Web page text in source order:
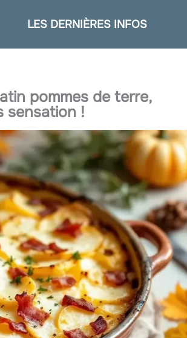
LES DERNIÈRES INFOS
pommes de terre,
sensation !